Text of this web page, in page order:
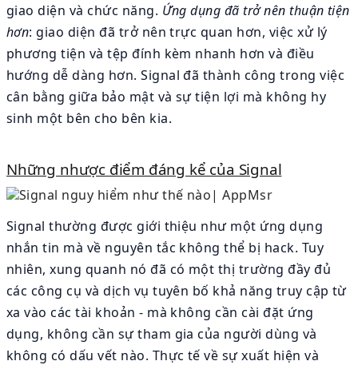
giao diện và chức năng. Ứng dụng đã trở nên thuận tiện
hơn: giao diện đã trở nên trực quan hơn, việc xử lý
phương tiện và tệp đính kèm nhanh hơn và điều
hướng dễ dàng hơn. Signal đã thành công trong việc
cân bằng giữa bảo mật và sự tiện lợi mà không hy
sinh một bên cho bên kia.
Những nhược điểm đáng kể của Signal
Signal thường được giới thiệu như một ứng dụng
nhắn tin mà về nguyên tắc không thể bị hack. Tuy
nhiên, xung quanh nó đã có một thị trường đầy đủ
các công cụ và dịch vụ tuyên bố khả năng truy cập từ
xa vào các tài khoản - mà không cần cài đặt ứng
dụng, không cần sự tham gia của người dùng và
không có dấu vết nào. Thực tế về sự xuất hiện và